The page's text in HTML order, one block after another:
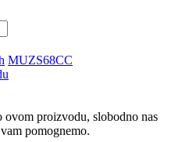
MUZS68CC
proizvodu, slobodno nas
pomognemo.